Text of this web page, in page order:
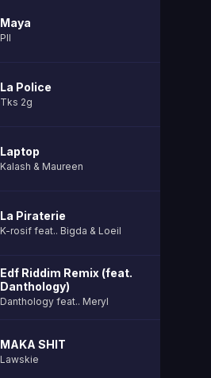
Maya
Pll
La Police
Tks 2g
Laptop
Kalash & Maureen
La Piraterie
K-rosif feat.. Bigda & Loeil
Edf Riddim Remix (feat.
Danthology)
Danthology feat.. Meryl
MAKA SHIT
Lawskie